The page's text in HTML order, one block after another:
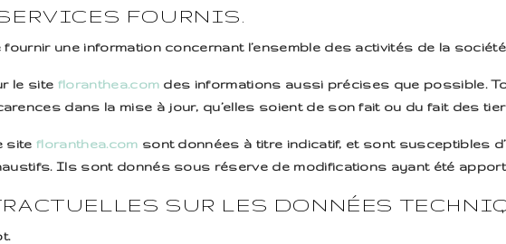
FOURNIS.
une information concernant l’ensemble des activités de la
le site floranthea.com des informations aussi précises que possible.
dans la mise à jour, qu’elles soient de son fait ou du fait des
sitefloranthea.com sont données à titre indicatif, et sont susceptibles
Ils sont donnés sous réserve de modifications ayant été
SUR LES DONNÉES